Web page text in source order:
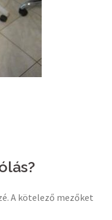
A kötelező mezőket